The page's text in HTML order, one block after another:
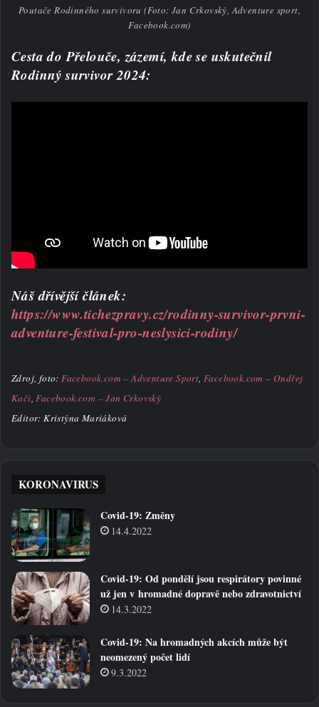
Poutače Rodinného survivoru (Foto: Jan Crkovský, Adventure sport,
Facebook.com)
Cesta do Přelouče, zázemí, kde se uskutečnil
Rodinný survivor 2024:
Náš dřívější článek:
https://www.tichezpravy.cz/rodinny-survivor-prvni-
adventure-festival-pro-neslysici-rodiny/
Zdroj, foto: Facebook.com – Adventure Sport Facebook.com – Ondřej
Kači Facebook.com – Jan Crkovský
Editor: Kristýna Mariáková
KORONAVIRUS
Covid-19: Změny
14.4.2022
Covid-19: Od pondělí jsou respirátory povinné
už jen v hromadné dopravě nebo zdravotnictví
14.3.2022
Covid-19: Na hromadných akcích může být
neomezený počet lidí
9.3.2022